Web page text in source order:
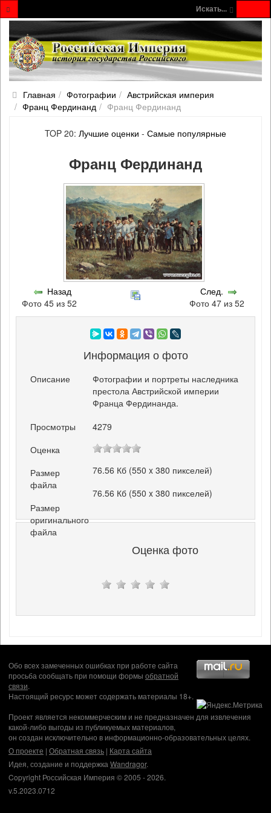
Искать...
Главная Фотографии
Австрийская империя
Франц Фердинанд
Франц Фердинанд
TOP 20: Лучшие оценки - Самые популярные
Франц Фердинанд
Назад
Фото 45 из 52
След.
Фото 47 из 52
Информация о фото
Описание
Фотографии и портреты наследника
престола Австрийской империи
Франца Фердинанда.
Просмотры
4279
Оценка
Размер
файла
76.56 Кб (550 x 380 пикселей)
Размер
оригинального
файла
76.56 Кб (550 x 380 пикселей)
Оценка фото
Обо всех замеченных ошибках при работе сайта
просьба сообщать при помощи формы обратной
связи.
Настоящий ресурс может содержать материалы 18+.
Проект является некоммерческим и не предназначен для извлечения
какой-либо выгоды из публикуемых материалов,
он создан исключительно в информационно-образовательных целях.
О проекте | Обратная связь | Карта сайта
Идея, создание и поддержкаWandragor.
Copyright Российская Империя © 2005 - 2026.
v.5.2023.0712